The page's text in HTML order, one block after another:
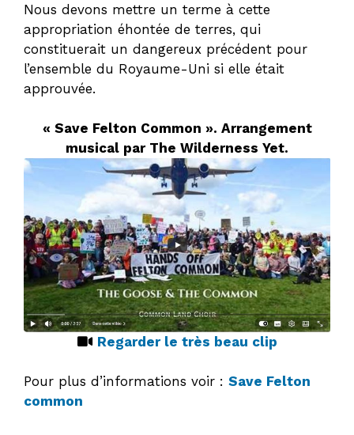
Nous devons mettre un terme à cette
appropriation éhontée de terres, qui
constituerait un dangereux précédent pour
l’ensemble du Royaume-Uni si elle était
approuvée.
« Save Felton Common ». Arrangement
musical par The Wilderness Yet.
Regarder le très beau clip
Pour plus d’informations voir : Save Felton
common